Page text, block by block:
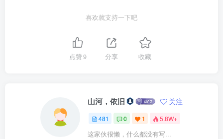
喜欢就支持一下吧
点赞9 分享 收藏
山河，依旧 关注
481 0 1 5.8W+
这家伙很懒，什么都没有写...